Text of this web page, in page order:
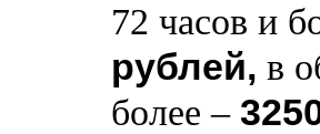
72 часов и
рублей, в
более –